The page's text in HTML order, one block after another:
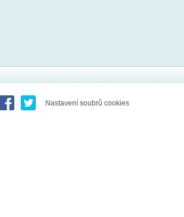
Nastavení soubrů cookies